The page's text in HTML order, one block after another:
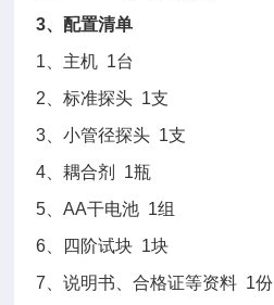
3、配置清单
1、主机 1台
2、标准探头 1支
3、小管径探头 1支
4、耦合剂 1瓶
5、AA干电池 1组
6、四阶试块 1块
7、说明书、合格证等资料 1份